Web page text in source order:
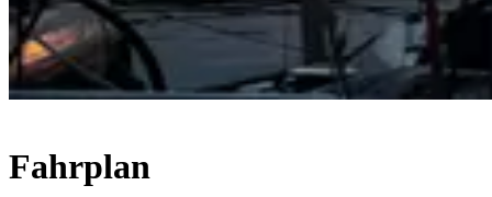
Fahrplan